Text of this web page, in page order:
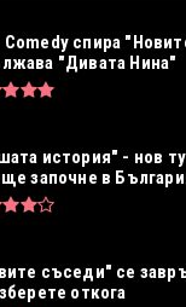
Comedy спира
"Дивата Нина"
история" - нов
започне в
съседи" се
откога